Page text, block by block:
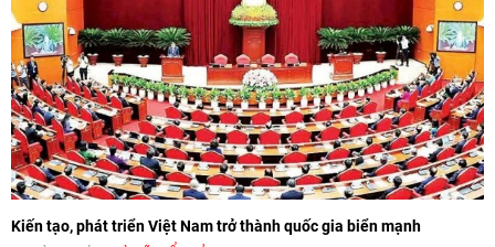
Kiến tạo, phát triển Việt Nam trở thành quốc gia biển mạnh